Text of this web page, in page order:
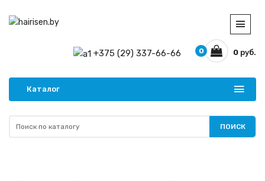
+375 (29) 337-66-66 0 руб.
0
Каталог
ПОИСК